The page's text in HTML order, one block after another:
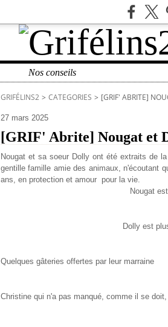
Nos conseils
GRIFÉLINS2 > CATEGORIES > [GRIF' ABRITE]
27 mars 2025
[GRIF' Abrite] Nougat et
Nougat et sa soeur Dolly ont été extraits de
gentille famille amie des animaux, n'écoutant
ans, en protection et amour pour la vie.
Nougat
Dolly est
Quelques gâteries offertes par leur marraine
Christine qui n'a pas manqué, comme il se